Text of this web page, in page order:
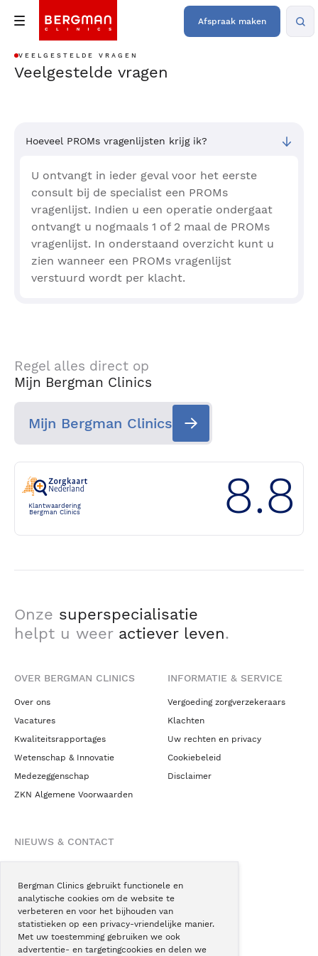
Bergman Clinics gebruikt functionele en
analytische cookies om de website te
verbeteren en voor het bijhouden van
statistieken op een privacy-vriendelijke manier.
Met uw toestemming gebruiken we ook
advertentie- en targetingcookies en delen we
Afspraak maken
VEELGESTELDE VRAGEN
Veelgestelde vragen
Hoeveel PROMs vragenlijsten krijg ik?
U ontvangt in ieder geval voor het eerste
consult bij de specialist een PROMs
vragenlijst. Indien u een operatie ondergaat
ontvangt u nogmaals 1 of 2 maal de PROMs
vragenlijst. In onderstaand overzicht kunt u
zien wanneer een PROMs vragenlijst
verstuurd wordt per klacht.
Regel alles direct op
Mijn Bergman Clinics
Mijn Bergman Clinics
Klantwaardering
Bergman Clinics
8.8
Onze superspecialisatie
helpt u weer actiever leven.
OVER BERGMAN CLINICS
Over ons
Vacatures
Kwaliteitsrapportages
Wetenschap & Innovatie
Medezeggenschap
ZKN Algemene Voorwaarden
INFORMATIE & SERVICE
Vergoeding zorgverzekeraars
Klachten
Uw rechten en privacy
Cookiebeleid
Disclaimer
NIEUWS & CONTACT
Blogs
Podcast
Pressroom
Instagram